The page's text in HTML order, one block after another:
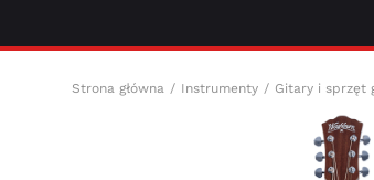
Strona główna Instrumenty Gitary i sprzęt